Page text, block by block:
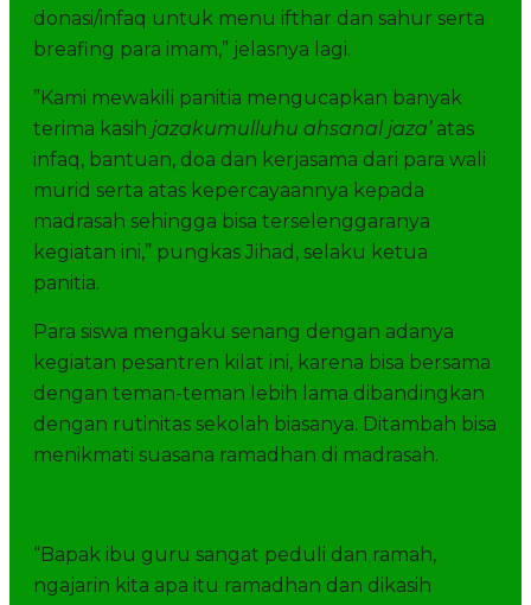
donasi/infaq untuk menu ifthar dan sahur serta
breafing para imam,” jelasnya lagi.
”Kami mewakili panitia mengucapkan banyak
terima kasih jazakumulluhu ahsanal jaza’atas
infaq, bantuan, doa dan kerjasama dari para wali
murid serta atas kepercayaannya kepada
madrasah sehingga bisa terselenggaranya
kegiatan ini,” pungkas Jihad, selaku ketua
panitia.
Para siswa mengaku senang dengan adanya
kegiatan pesantren kilat ini, karena bisa bersama
dengan teman-teman lebih lama dibandingkan
dengan rutinitas sekolah biasanya. Ditambah bisa
menikmati suasana ramadhan di madrasah.
“Bapak ibu guru sangat peduli dan ramah,
ngajarin kita apa itu ramadhan dan dikasih